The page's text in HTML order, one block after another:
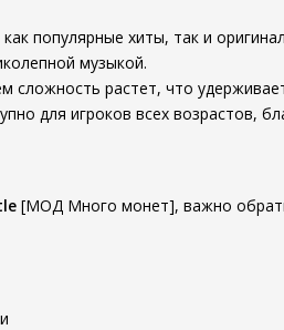
популярные хиты, так и
музыкой.
сложность растет, что
для игроков всех возрастов,
[МОД Много монет], важно